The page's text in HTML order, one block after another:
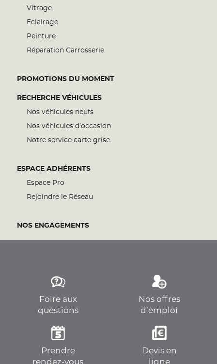
Vitrage
Eclairage
Peinture
Réparation Carrosserie
PROMOTIONS DU MOMENT
RECHERCHE VÉHICULES
Nos véhicules neufs
Nos véhicules d’occasion
Notre service carte grise
ESPACE ADHÉRENTS
Espace Pro
Rejoindre le Réseau
NOS ENGAGEMENTS
Foire aux
questions
Nos offres
d’emploi
Prendre
rendez-vous
Devis en
ligne